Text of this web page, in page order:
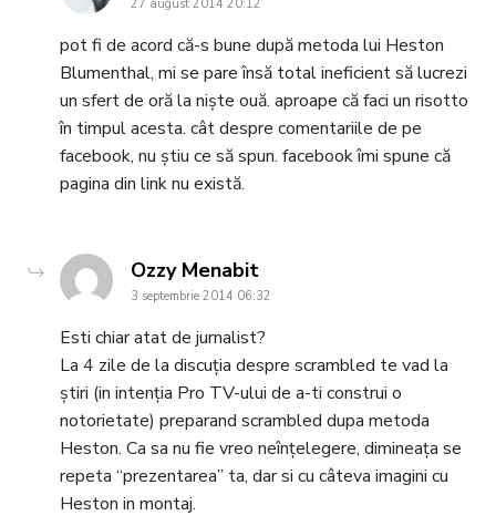
27 august 2014 20:12
pot fi de acord că-s bune după metoda lui Heston
Blumenthal, mi se pare însă total ineficient să lucrezi
un sfert de oră la niște ouă. aproape că faci un risotto
în timpul acesta. cât despre comentariile de pe
facebook, nu știu ce să spun. facebook îmi spune că
pagina din link nu există.
Ozzy Menabitsays:
3 septembrie 2014 06:32
Esti chiar atat de jurnalist?
La 4 zile de la discuția despre scrambled te vad la
știri (in intenția Pro TV-ului de a-ti construi o
notorietate) preparand scrambled dupa metoda
Heston. Ca sa nu fie vreo neînțelegere, dimineața se
repeta “prezentarea” ta, dar si cu câteva imagini cu
Heston in montaj.